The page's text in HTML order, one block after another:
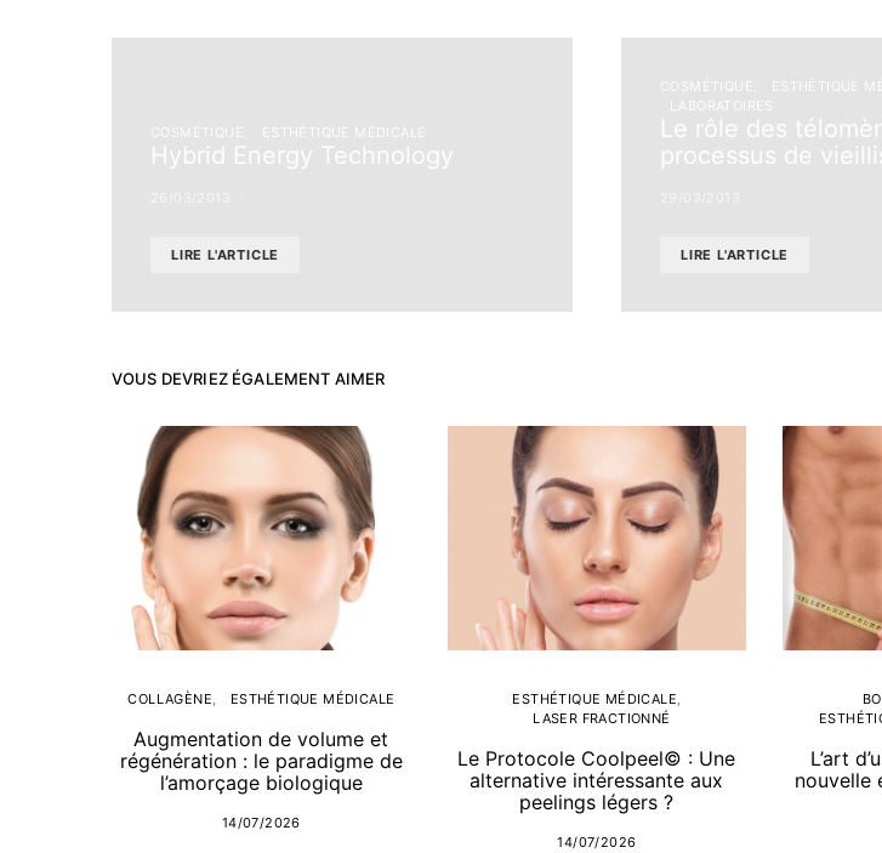
COSMÉTIQUE ESTHÉTIQUE MÉDICALE
Hybrid Energy Technology
LIRE L'ARTICLE
COSMÉTIQUE
ESTHÉTIQUE
LABORATOIRES
Le rôle des
processus de
LIRE L'ARTICLE
VOUS DEVRIEZ ÉGALEMENT AIMER
COLLAGÈNE ESTHÉTIQUE MÉDICALE
Augmentation de volume et
régénération : le paradigme de
l’amorçage biologique
14/07/2026
ESTHÉTIQUE MÉDICALE
LASER FRACTIONNÉ
Le Protocole Coolpeel© : Une
alternative intéressante aux
peelings légers ?
14/07/2026
L’art
nouvelle